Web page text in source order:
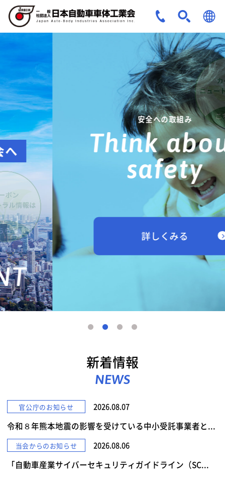
JPN
ENG
安全への取組み
Think about
safety
新着情報
NEWS
官公庁のお知らせ 2026.08.07
令和８年熊本地震の影響を受けている中小受託事業者と...
当会からのお知らせ 2026.08.06
「自動車産業サイバーセキュリティガイドライン（SC...